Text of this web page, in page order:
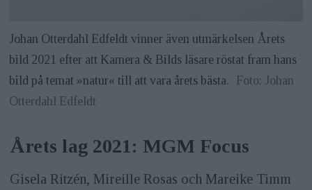
Johan Otterdahl Edfeldt vinner även utmärkelsen Årets
bild 2021 efter att Kamera & Bilds läsare röstat fram hans
bild på temat »natur« till att vara årets bästa.
Foto: Johan
Otterdahl Edfeldt
Årets lag 2021: MGM Focus
Gisela Ritzén, Mireille Rosas och Mareike Timm